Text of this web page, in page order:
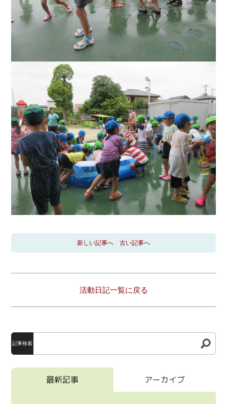
新しい記事へ 古い記事へ
活動日記一覧に戻る
記事検索
最新記事 アーカイブ